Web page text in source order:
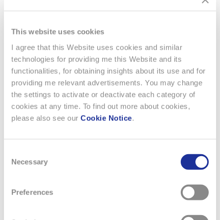
This website uses cookies
I agree that this Website uses cookies and similar
technologies for providing me this Website and its
functionalities, for obtaining insights about its use and for
providing me relevant advertisements. You may change
the settings to activate or deactivate each category of
cookies at any time. To find out more about cookies,
please also see our Cookie Notice.
Selection
Necessary
Preferences
RELATED NEWS